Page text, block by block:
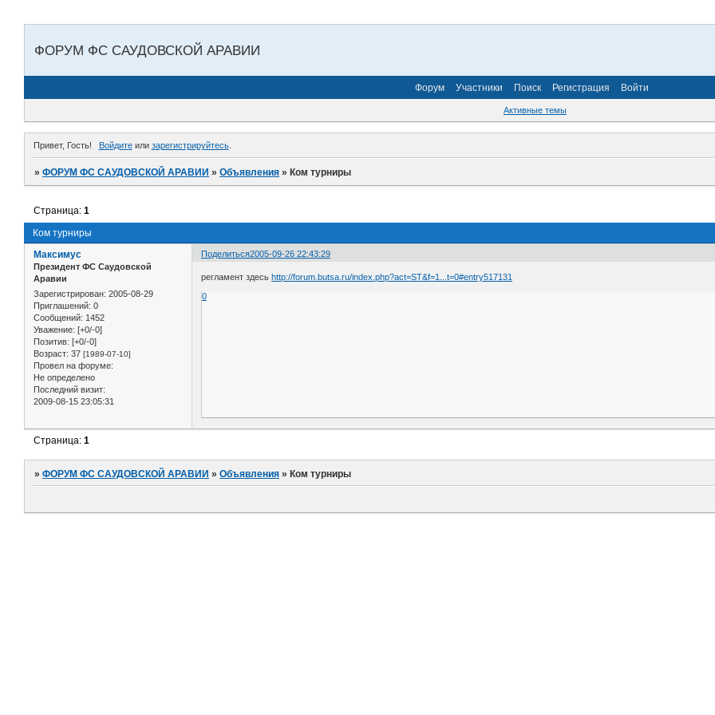
ФОРУМ ФС САУДОВСКОЙ АРАВИИ
Форум Участники Поиск Регистрация Войти
Активные темы
Привет, Гость! Войдитеили зарегистрируйтесь.
»ФОРУМ ФС САУДОВСКОЙ АРАВИИ »Объявления »Ком турниры
Ком турниры
Страница:1
Поделиться2005-09-26 22:43:29
Максимус
Президент ФС Саудовской
Аравии
Зарегистрирован: 2005-08-29
Приглашений: 0
Сообщений: 1452
Уважение: [+0/-0]
Позитив: [+0/-0]
Возраст: 37 [1989-07-10]
Провел на форуме:
Не определено
Последний визит:
2009-08-15 23:05:31
регламент здесь http://forum.butsa.ru/index.php?act=ST&f=1...t=0#entry517131
0
Страница:1
»ФОРУМ ФС САУДОВСКОЙ АРАВИИ »Объявления »Ком турниры